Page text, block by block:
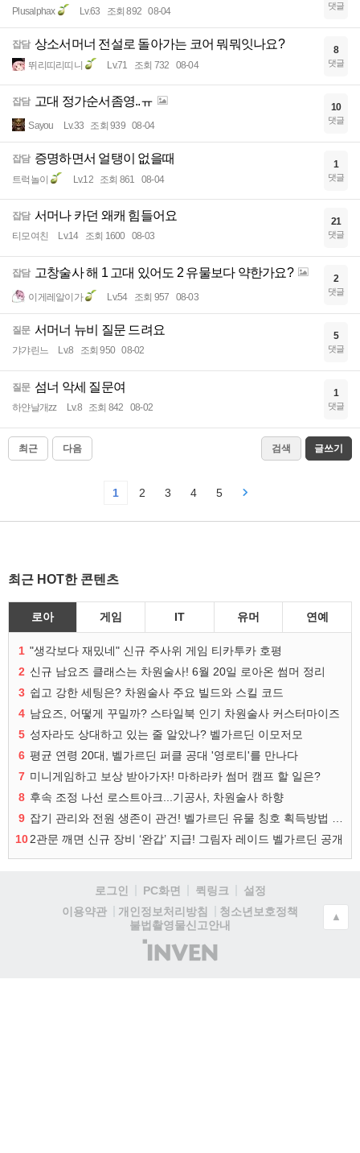
Plusalphax Lv.63 조회 892 08-04 댓글
잡담 상소서머너 전설로 돌아가는 코어 뭐뭐잇나요?
뛰리띠리띠니 Lv.71 조회 732 08-04
8
댓글
잡담 고대 정가순서좀영..ㅠ
Sayou Lv.33 조회 939 08-04
10
댓글
잡담 증명하면서 얼탱이 없을때
트럭놀이 Lv.12 조회 861 08-04
1
댓글
잡담 서머나 카던 왜캐 힘들어요
티모여친 Lv.14 조회 1600 08-03
21
댓글
잡담 고창술사 해 1 고대 있어도 2 유물보다 약한가요?
이게레알이가 Lv.54 조회 957 08-03
2
댓글
질문 서머너 뉴비 질문 드려요
갸갸린느 Lv.8 조회 950 08-02
5
댓글
질문 섬너 악세 질문여
하얀날개zz Lv.8 조회 842 08-02
1
댓글
최근 다음 검색 글쓰기
1 2 3 4 5
최근 HOT한 콘텐츠
로아 게임 IT 유머 연예
1 "생각보다 재밌네" 신규 주사위 게임 티카투카 호평
2 신규 남요즈 클래스는 차원술사! 6월 20일 로아온 썸머 정리
3 쉽고 강한 세팅은? 차원술사 주요 빌드와 스킬 코드
4 남요즈, 어떻게 꾸밀까? 스타일북 인기 차원술사 커스터마이즈
5 성자라도 상대하고 있는 줄 알았나? 벨가르딘 이모저모
6 평균 연령 20대, 벨가르딘 퍼클 공대 '영로티'를 만나다
7 미니게임하고 보상 받아가자! 마하라카 썸머 캠프 할 일은?
8 후속 조정 나선 로스트아크...기공사, 차원술사 하향
9
102관문 깨면 신규 장비 ‘완갑’ 지급! 그림자 레이드 벨가르딘 공개
로그인 PC화면 퀵링크
설정
이용약관
개인정보처리방침
청소년보호정책
불법촬영물신고안내
(주)
인
▲